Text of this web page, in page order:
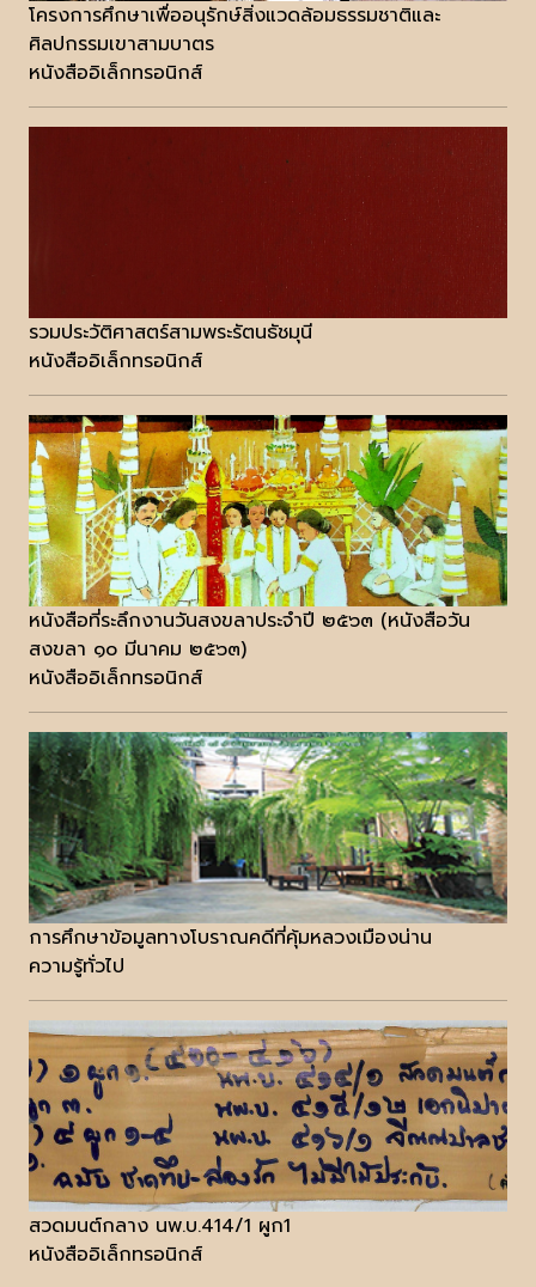
โครงการศึกษาเพื่ออนุรักษ์สิ่งแวดล้อมธรรมชาติและ
ศิลปกรรมเขาสามบาตร
หนังสืออิเล็กทรอนิกส์
รวมประวัติศาสตร์สามพระรัตนธัชมุนี
หนังสืออิเล็กทรอนิกส์
หนังสือที่ระลึกงานวันสงขลาประจำปี ๒๕๖๓ (หนังสือวัน
สงขลา ๑๐ มีนาคม ๒๕๖๓)
หนังสืออิเล็กทรอนิกส์
การศึกษาข้อมูลทางโบราณคดีที่คุ้มหลวงเมืองน่าน
ความรู้ทั่วไป
สวดมนต์กลาง นพ.บ.414/1 ผูก1
หนังสืออิเล็กทรอนิกส์